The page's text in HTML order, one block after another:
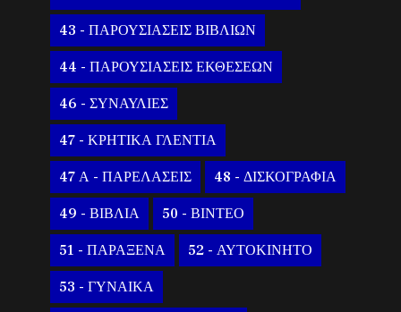
43 - ΠΑΡΟΥΣΙΑΣΕΙΣ ΒΙΒΛΙΩΝ
44 - ΠΑΡΟΥΣΙΑΣΕΙΣ ΕΚΘΕΣΕΩΝ
46 - ΣΥΝΑΥΛΙΕΣ
47 - ΚΡΗΤΙΚΑ ΓΛΕΝΤΙΑ
47 Α - ΠΑΡΕΛΑΣΕΙΣ 48 - ΔΙΣΚΟΓΡΑΦΙΑ
49 - ΒΙΒΛΙΑ 50 - ΒΙΝΤΕΟ
51 - ΠΑΡΑΞΕΝΑ 52 - ΑΥΤΟΚΙΝΗΤΟ
53 - ΓΥΝΑΙΚΑ